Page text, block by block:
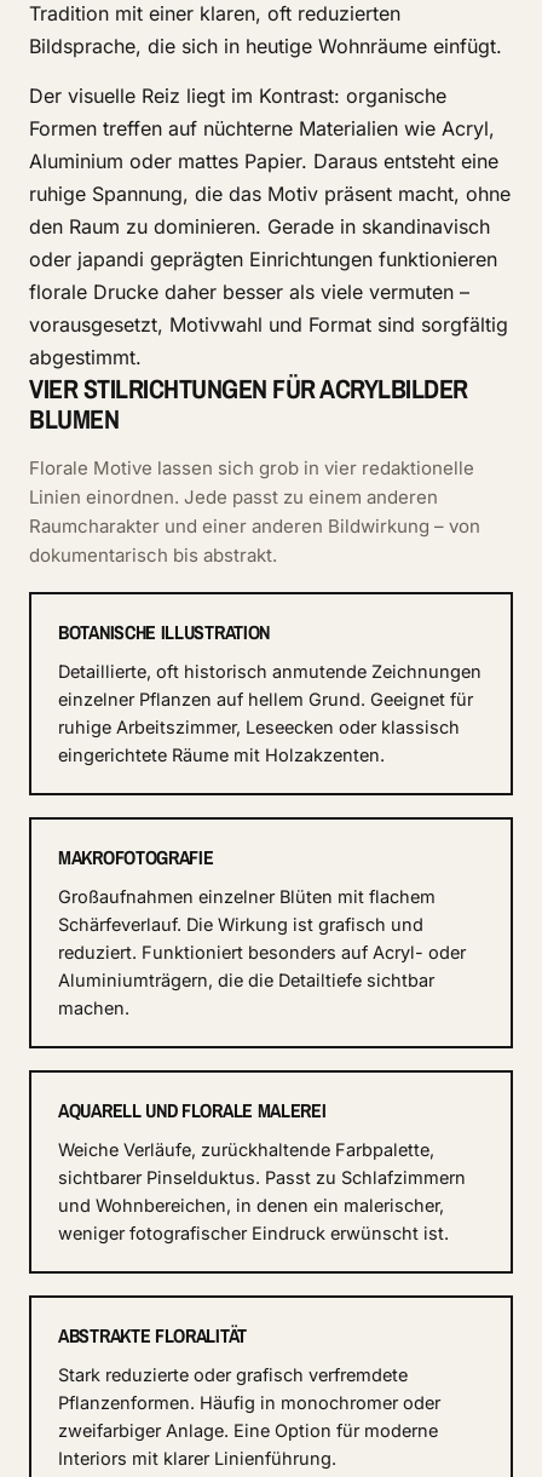
Tradition mit einer klaren, oft reduzierten
Bildsprache, die sich in heutige Wohnräume einfügt.
Der visuelle Reiz liegt im Kontrast: organische
Formen treffen auf nüchterne Materialien wie Acryl,
Aluminium oder mattes Papier. Daraus entsteht eine
ruhige Spannung, die das Motiv präsent macht, ohne
den Raum zu dominieren. Gerade in skandinavisch
oder japandi geprägten Einrichtungen funktionieren
florale Drucke daher besser als viele vermuten –
vorausgesetzt, Motivwahl und Format sind sorgfältig
abgestimmt.
VIER STILRICHTUNGEN FÜR ACRYLBILDER
BLUMEN
Florale Motive lassen sich grob in vier redaktionelle
Linien einordnen. Jede passt zu einem anderen
Raumcharakter und einer anderen Bildwirkung – von
dokumentarisch bis abstrakt.
BOTANISCHE ILLUSTRATION
Detaillierte, oft historisch anmutende Zeichnungen
einzelner Pflanzen auf hellem Grund. Geeignet für
ruhige Arbeitszimmer, Leseecken oder klassisch
eingerichtete Räume mit Holzakzenten.
MAKROFOTOGRAFIE
Großaufnahmen einzelner Blüten mit flachem
Schärfeverlauf. Die Wirkung ist grafisch und
reduziert. Funktioniert besonders auf Acryl- oder
Aluminiumträgern, die die Detailtiefe sichtbar
machen.
AQUARELL UND FLORALE MALEREI
Weiche Verläufe, zurückhaltende Farbpalette,
sichtbarer Pinselduktus. Passt zu Schlafzimmern
und Wohnbereichen, in denen ein malerischer,
weniger fotografischer Eindruck erwünscht ist.
ABSTRAKTE FLORALITÄT
Stark reduzierte oder grafisch verfremdete
Pflanzenformen. Häufig in monochromer oder
zweifarbiger Anlage. Eine Option für moderne
Interiors mit klarer Linienführung.